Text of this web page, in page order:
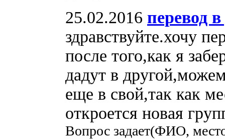
25.02.2016 перевод
здравствуйте.хочу
после того,как я
дадут в
еще в свой,так как
откроется новая
Вопрос задает(ФИО,